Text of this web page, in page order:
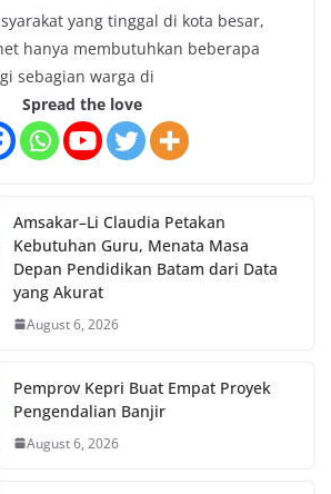
yang tinggal di kota besar,
hanya membutuhkan beberapa
sebagian warga di
Spread the love
Amsakar–Li Claudia Petakan
Kebutuhan Guru, Menata Masa
Depan Pendidikan Batam dari Data
yang Akurat
August 6, 2026
Pemprov Kepri Buat Empat Proyek
Pengendalian Banjir
August 6, 2026